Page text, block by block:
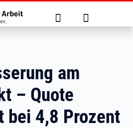
Suche Anmelden
am
– Quote
bei 4,8 Prozent